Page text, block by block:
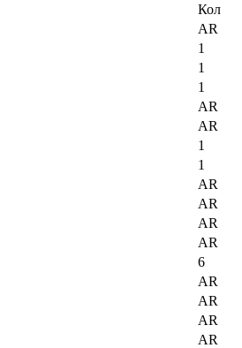
Кол
AR
1
1
1
AR
AR
1
1
AR
AR
AR
AR
6
AR
AR
AR
AR